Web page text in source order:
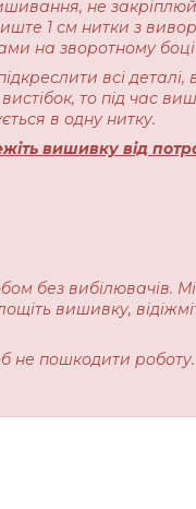
не
1 см нитки з
на зворотному
всі деталі,
то під час
в одну нитку.
вишивку від
без вибілювачів.
вишивку,
не пошкодити